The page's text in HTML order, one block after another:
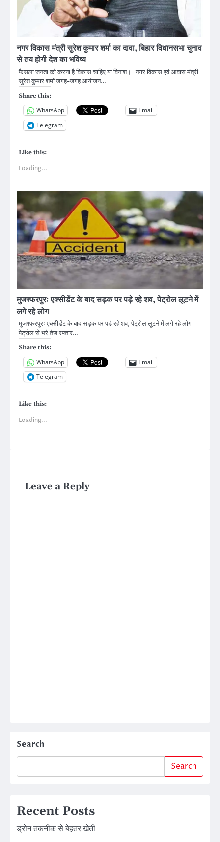
नगर विकास मंत्री सुरेश कुमार शर्मा का दावा, बिहार विधानसभा चुनाव
से तय होगी देश का भविष्य
फैसला जनता को करना है विकास चाहिए या विनाश। नगर विकास एवं आवास मंत्री
सुरेश कुमार शर्मा जगह-जगह आयोजन…
Share this:
WhatsApp
Email
Telegram
Like this:
Loading...
मुजफ्फरपुरः एक्सीडेंट के बाद सड़क पर पड़े रहे शव, पेट्रोल लूटने में
लगे रहे लोग
मुजफ्फरपुरः एक्सीडेंट के बाद सड़क पर पड़े रहे शव, पेट्रोल लूटने में लगे रहे लोग
पेट्रोल से भरे तेज रफ्तार…
Share this:
WhatsApp
Email
Telegram
Like this:
Loading...
Leave a Reply
Search
Search
Recent Posts
ड्रोन तकनीक से बेहतर खेती